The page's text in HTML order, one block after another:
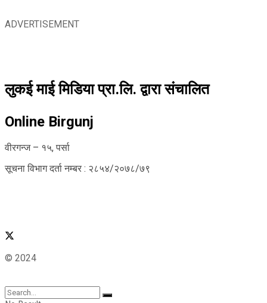
ADVERTISEMENT
लुकई माई मिडिया प्रा.लि. द्वारा संचालित
Online Birgunj
वीरगन्ज – १५, पर्सा
सूचना विभाग दर्ता नम्बर : २८५४/२०७८/७९
© 2024